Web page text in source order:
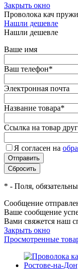
Закрыть окно
Проволока кач
Нашли дешевле
Нашли дешевле
Ваше имя
Ваш телефон*
Электронная почта
Название товара*
Ссылка на товар
Я согласен на
* - Поля,
Сообщение
Ваше сообщение
Вами свяжется наш
Закрыть окно
Просмотренные